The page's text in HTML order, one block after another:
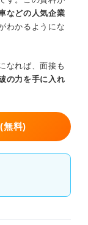
などの人気企業
わかるようにな
なれば、面接も
の力を手に入れ
無料)